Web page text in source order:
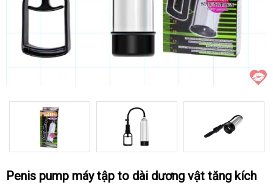
penis pump máy tập to dài dương vật tăng kích